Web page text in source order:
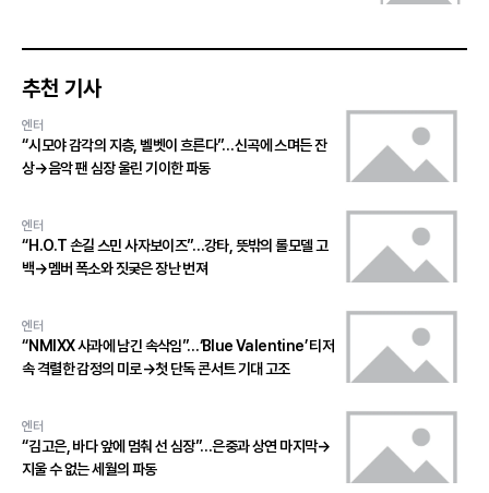
추천 기사
엔터
“시모야 감각의 지층, 벨벳이 흐른다”…신곡에 스며든 잔
상→음악 팬 심장 울린 기이한 파동
엔터
“H.O.T 손길 스민 사자보이즈”…강타, 뜻밖의 롤모델 고
백→멤버 폭소와 짓궂은 장난 번져
엔터
“NMIXX 사과에 남긴 속삭임”…‘Blue Valentine’ 티저
속 격렬한 감정의 미로→첫 단독 콘서트 기대 고조
엔터
“김고은, 바다 앞에 멈춰 선 심장”…은중과 상연 마지막→
지울 수 없는 세월의 파동